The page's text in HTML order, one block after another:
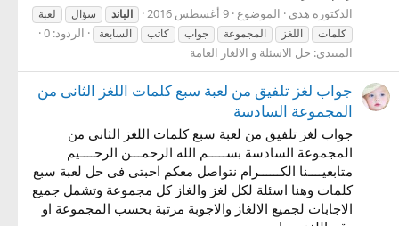
الدكتورة هدى الموضوع 9 أغسطس 2016 الباند سؤال
لعبة
كلمات
اللغز المجموعة جواب كاتب السابعة
الردود: 0
المنتدى: حل الاسئلة و الالغاز العامة
جواب لغز تلفيق من لعبة سبع كلمات اللغز الثانى من
المجموعة السادسة
جواب لغز تلفيق من لعبة سبع كلمات اللغز الثانى من
المجموعة السادسة بســـــم الله الرحمـــن الرحــــيم
متابعيــــنا الكــــــرام نتواصل معكم احبتى فى حل لعبة سبع
كلمات وهنا اسئلة لكل لغز والغاز كل مجموعة وتشمل جميع
الاجابات لجميع الالغاز والاجوبة مرتبة بحسب المجموعة او